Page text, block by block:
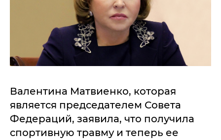
Валентина Матвиенко, которая
является председателем Совета
Федераций, заявила, что получила
спортивную травму и теперь ее